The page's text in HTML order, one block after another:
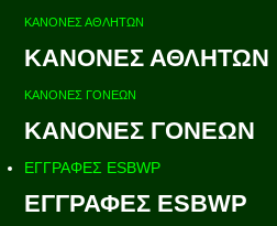
ΚΑΝΟΝΕΣ ΑΘΛΗΤΩΝ
ΚΑΝΟΝΕΣ ΑΘΛΗΤΩΝ
ΚΑΝΟΝΕΣ ΓΟΝΕΩΝ
ΚΑΝΟΝΕΣ ΓΟΝΕΩΝ
ΕΓΓΡΑΦΕΣ ESBWP
ΕΓΓΡΑΦΕΣ ESBWP